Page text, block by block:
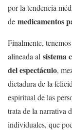
por la tendencia
de medicamentos
Finalmente,
alineada al sistema
del espectáculo,
dictadura de la
espiritual de las
trata de la narrativa
individuales, que